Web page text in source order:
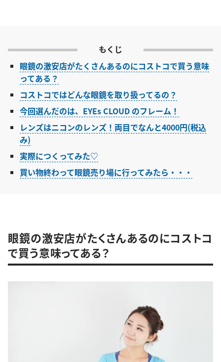
もくじ
眼鏡の激安店がたくさんあるのにコストコで買う意味
ってある？
コストコではどんな眼鏡を取り扱ってるの？
今回選んだのは、EYEs CLOUD のフレーム！
レンズはニコンのレンズ！両目でなんと4000円(税込
み)
実際につくってみた♡
買い物終わって眼鏡売り場に行ってみたら・・・
眼鏡の激安店がたくさんあるのにコストコ
で買う意味ってある？